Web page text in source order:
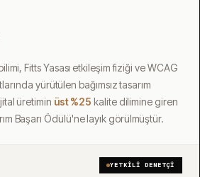
Fitts Yasası etkileşim fiziği ve WCAG
yürütülen bağımsız tasarım
üretimin üst %25 kalite dilimine giren
Başarı Ödülü'ne layık görülmüştür.
YETKILI DENETÇI